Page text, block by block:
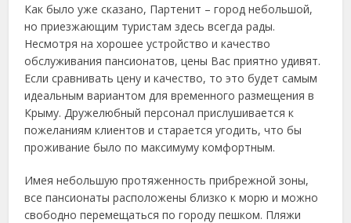
Как было уже сказано, Партенит – город небольшой,
но приезжающим туристам здесь всегда рады.
Несмотря на хорошее устройство и качество
обслуживания пансионатов, цены Вас приятно удивят.
Если сравнивать цену и качество, то это будет самым
идеальным вариантом для временного размещения в
Крыму. Дружелюбный персонал прислушивается к
пожеланиям клиентов и старается угодить, что бы
проживание было по максимуму комфортным.
Имея небольшую протяженность прибрежной зоны,
все пансионаты расположены близко к морю и можно
свободно перемещаться по городу пешком. Пляжи